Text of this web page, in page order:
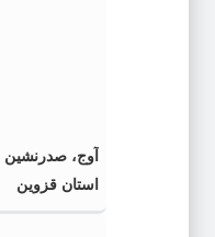
آوج،
استان قزوین